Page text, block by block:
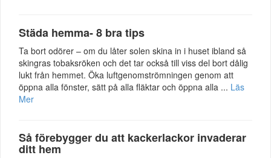
Städa hemma- 8 bra tips
Ta bort odörer – om du låter solen skina in i huset ibland så
skingras tobaksröken och det tar också till viss del bort dålig
lukt från hemmet. Öka luftgenomströmningen genom att
öppna alla fönster, sätt på alla fläktar och öppna alla ... Läs
Mer
Så förebygger du att kackerlackor invaderar
ditt hem